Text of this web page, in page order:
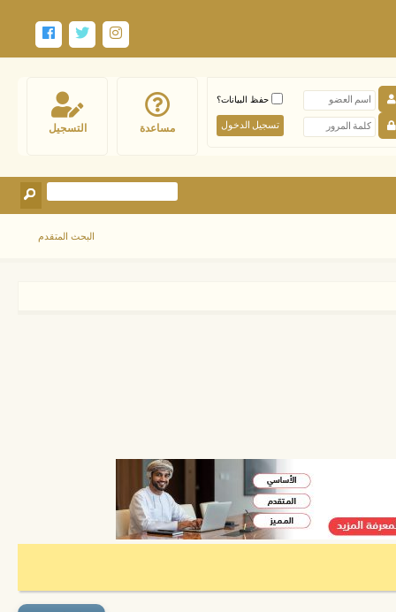
التسجيل مساعدة
حفظ البيانات؟
البحث المتقدم